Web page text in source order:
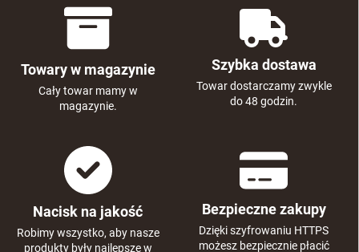
Towary w magazynie
Cały towar mamy w
magazynie.
Szybka dostawa
Towar dostarczamy zwykle
do 48 godzin.
Nacisk na jakość
Robimy wszystko, aby nasze
produkty były najlepsze w
Bezpieczne zakupy
Dzięki szyfrowaniu HTTPS
możesz bezpiecznie płacić